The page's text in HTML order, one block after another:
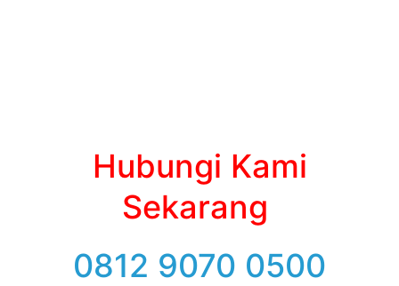
Hubungi Kami
Sekarang
0812 9070 0500